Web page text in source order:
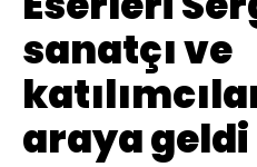
EKONOMI
POLITIKA
DÜNYA
SPOR
sanatçı ve
araya geldi